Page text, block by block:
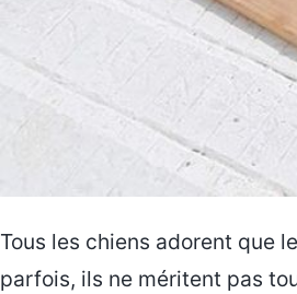
Tous les chiens adorent que
parfois, ils ne méritent pas